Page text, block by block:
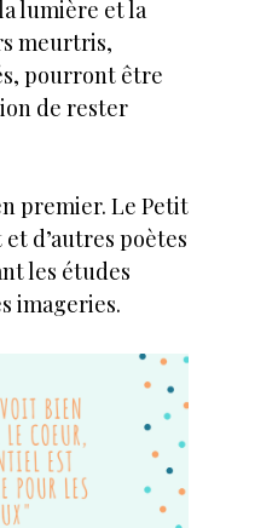
lumière et la
meurtris,
pourront être
de rester
premier. Le Petit
d’autres poètes
les études
imageries.